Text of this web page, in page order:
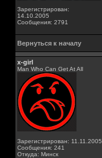
Зарегистрирован:
14.10.2005
Сообщения: 2791
Вернуться к началу
x-girl
Man Who Can Get At All
Зарегистрирован: 11.11.2005
Сообщения: 241
Откуда: Минск